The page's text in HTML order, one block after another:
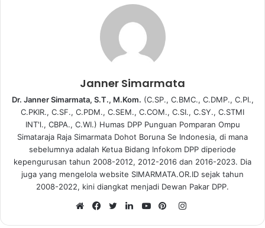
Janner Simarmata
Dr. Janner Simarmata, S.T., M.Kom. (C.SP., C.BMC., C.DMP., C.PI.,
C.PKIR., C.SF., C.PDM., C.SEM., C.COM., C.SI., C.SY., C.STMI
INT'l., CBPA., C.WI.) Humas DPP Punguan Pomparan Ompu
Simataraja Raja Simarmata Dohot Boruna Se Indonesia, di mana
sebelumnya adalah Ketua Bidang Infokom DPP diperiode
kepengurusan tahun 2008-2012, 2012-2016 dan 2016-2023. Dia
juga yang mengelola website SIMARMATA.OR.ID sejak tahun
2008-2022, kini diangkat menjadi Dewan Pakar DPP.
I